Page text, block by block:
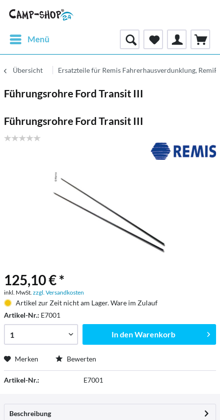
Menü
Übersicht Ersatzteile für Remis Fahrerhausverdunklung,
Führungsrohre Ford Transit III
Führungsrohre Ford Transit III
125,10 € *
inkl. MwSt. zzgl. Versandkosten
Artikel zur Zeit nicht am Lager. Ware im Zulauf
Artikel-Nr.: E7001
In denWarenkorb
Merken Bewerten
Artikel-Nr.: E7001
Beschreibung